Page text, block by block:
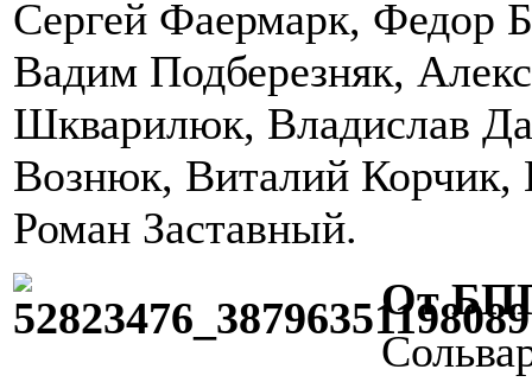
Сергей Фаермарк, Федор
Вадим Подберезняк,
Шкварилюк, Владислав
Вознюк, Виталий Корчик,
Роман Заставный.
От